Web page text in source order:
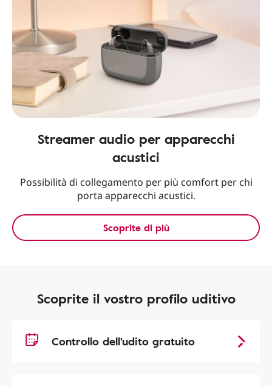
Streamer audio per apparecchi
acustici
Possibilità di collegamento per più comfort per chi
porta apparecchi acustici.
Scoprite di più
Scoprite il vostro profilo uditivo
Controllo dell'udito gratuito